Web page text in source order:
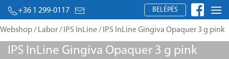
+36 1 299-0117 BELÉPÉS
Webshop/ Labor/ IPS InLine/ IPS InLine Gingiva Opaquer 3 g pink
IPS InLine Gingiva Opaquer 3 g pink